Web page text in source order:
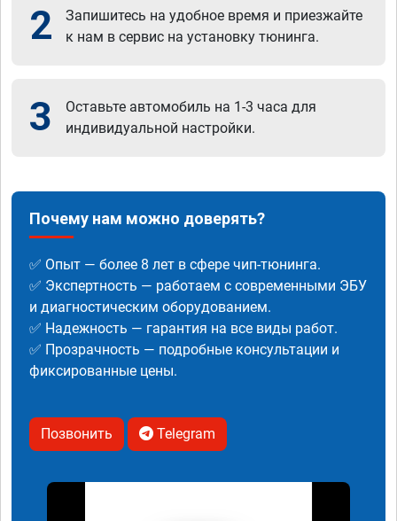
2
Запишитесь на удобное время и приезжайте
к нам в сервис на установку тюнинга.
3
Оставьте автомобиль на 1-3 часа для
индивидуальной настройки.
Почему нам можно доверять?
✅ Опыт — более 8 лет в сфере чип-тюнинга.
✅ Экспертность — работаем с современными ЭБУ
и диагностическим оборудованием.
✅ Надежность — гарантия на все виды работ.
✅ Прозрачность — подробные консультации и
фиксированные цены.
Позвонить Telegram